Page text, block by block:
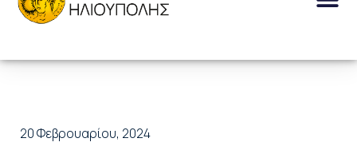
20 Φεβρουαρίου, 2024